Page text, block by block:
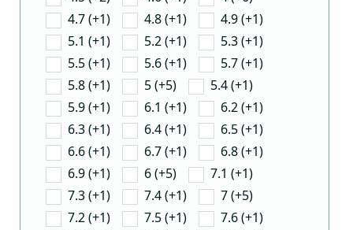
4.7 (+1)
4.8 (+1)
4.9 (+1)
5.1 (+1)
5.2 (+1)
5.3 (+1)
5.5 (+1)
5.6 (+1)
5.7 (+1)
5.8 (+1)
5 (+5)
5.4 (+1)
5.9 (+1)
6.1 (+1)
6.2 (+1)
6.3 (+1)
6.4 (+1)
6.5 (+1)
6.6 (+1)
6.7 (+1)
6.8 (+1)
6.9 (+1)
6 (+5)
7.1 (+1)
7.3 (+1)
7.4 (+1)
7 (+5)
7.2 (+1)
7.5 (+1)
7.6 (+1)